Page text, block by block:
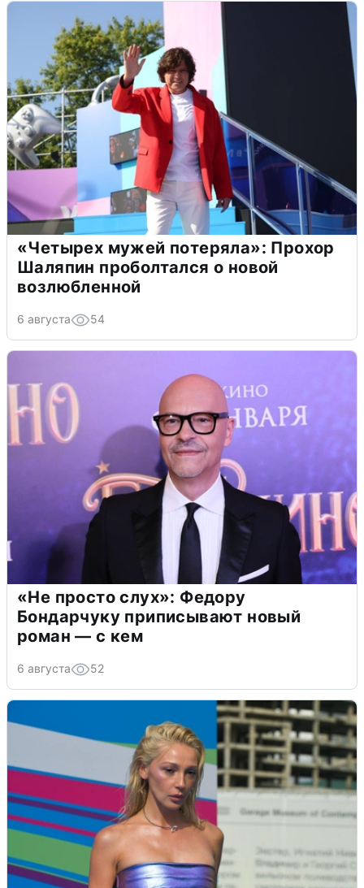
«Четырех мужей потеряла»: Прохор
Шаляпин проболтался о новой
возлюбленной
6 августа 54
«Не просто слух»: Федору
Бондарчуку приписывают новый
роман — с кем
6 августа 52